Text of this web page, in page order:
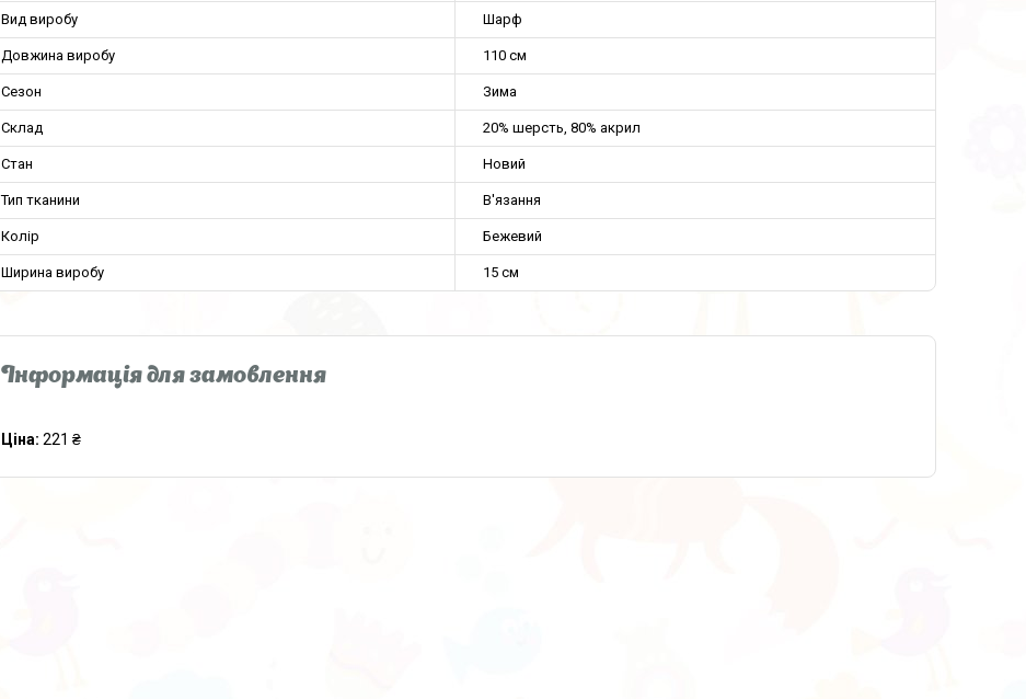
Вид виробу Шарф
Довжина виробу 110 см
Сезон Зима
Склад 20% шерсть, 80% акрил
Стан Новий
Тип тканини В'язання
Колір Бежевий
Ширина виробу 15 см
Інформація для замовлення
Ціна: 221 ₴